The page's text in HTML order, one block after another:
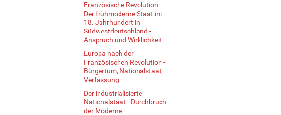
Französische Revolution –
Der frühmoderne Staat im
18. Jahrhundert in
Südwestdeutschland -
Anspruch und Wirklichkeit
Europa nach der
Französischen Revolution -
Bürgertum, Nationalstaat,
Verfassung
Der industrialisierte
Nationalstaat - Durchbruch
der Moderne